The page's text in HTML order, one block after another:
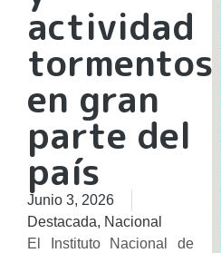
actividad
en gran
parte del
país
Junio 3, 2026
Destacada, Nacional
El Instituto Nacional de